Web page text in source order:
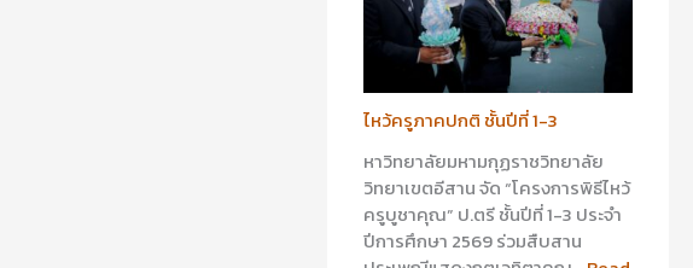
ไหว้ครูภาคปกติ ชั้นปีที่ 1-3
หาวิทยาลัยมหามกุฏราชวิทยาลัย
วิทยาเขตอีสาน จัด “โครงการพิธีไหว้
ครูบูชาคุณ” ป.ตรี ชั้นปีที่ 1-3 ประจำ
ปีการศึกษา 2569 ร่วมสืบสาน